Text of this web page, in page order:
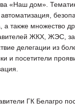
«Наш дом».
а также множество
ЖКХ, ЖЭС,
делегации из
и посетители
ГК Белагро